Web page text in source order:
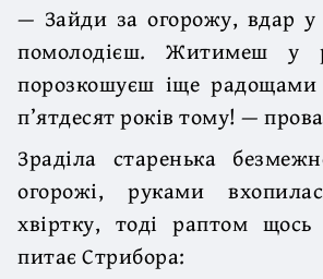
— Зайди за огорожу, вдар у
помолодієш. Житимеш у
порозкошуєш іще радощами
п’ятдесят років тому! —
Зраділа старенька
огорожі, руками
хвіртку, тоді раптом
питає Стрибора: